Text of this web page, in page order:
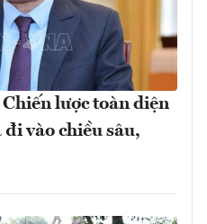
lược toàn diện
vào chiều sâu,